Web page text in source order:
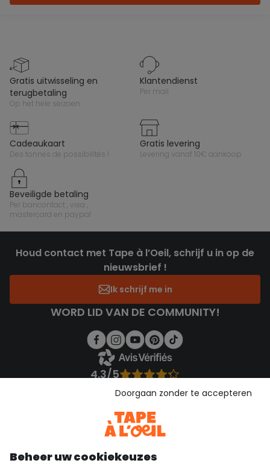
gratis uitwisseling en
terugbetaling
op het hele seizoen
klantendienst
per mail
cadeaukaart
des tonnes de possibilités !
gratis levering
levering vanaf 10€ aankoop
beveiligde betaling
per bancontact , visa ,
mastercard en paypal
Houd contact met Tape à l’Oeil, schrijf u in op de
nieuwsbrief !
Ik schrijf me in
WORD LID VAN DE COMMUNITY!
4.3/5
Bekijk de vertrouwensverklaring
Download onze applicatie
Ontdek onze applicatie
Beheer uw cookiekeuzes
Doorgaan zonder te accepteren